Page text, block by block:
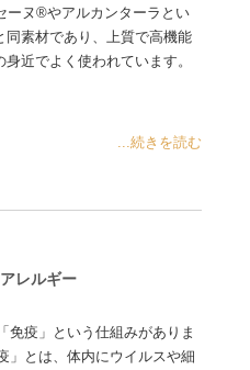
ーヌ®やアルカンターラとい
同素材であり、上質で高機能
近でよく使われています。
...続きを読む
レルギー
免疫」という仕組みがありま
」とは、体内にウイルスや細